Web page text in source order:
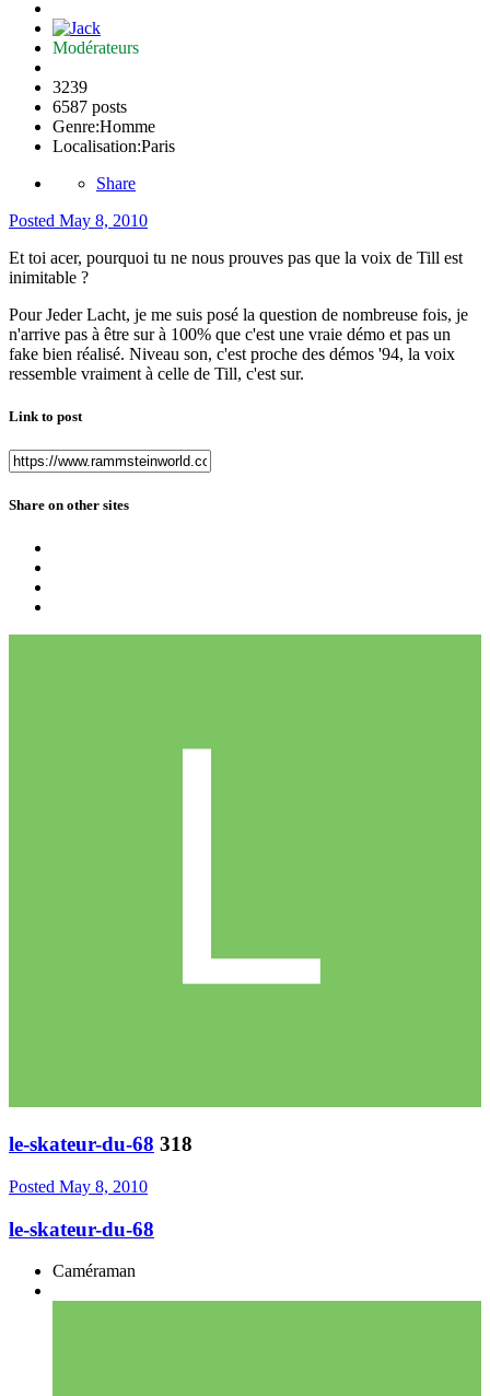
Modérateurs
3239
6587 posts
Genre:Homme
Localisation:Paris
Share
Posted May 8, 2010
Et toi acer, pourquoi tu ne nous prouves pas que la voix de Till est
inimitable ?
Pour Jeder Lacht, je me suis posé la question de nombreuse fois, je
n'arrive pas à être sur à 100% que c'est une vraie démo et pas un
fake bien réalisé. Niveau son, c'est proche des démos '94, la voix
ressemble vraiment à celle de Till, c'est sur.
Link to post
Share on other sites
le-skateur-du-68 318
Posted May 8, 2010
le-skateur-du-68
Caméraman